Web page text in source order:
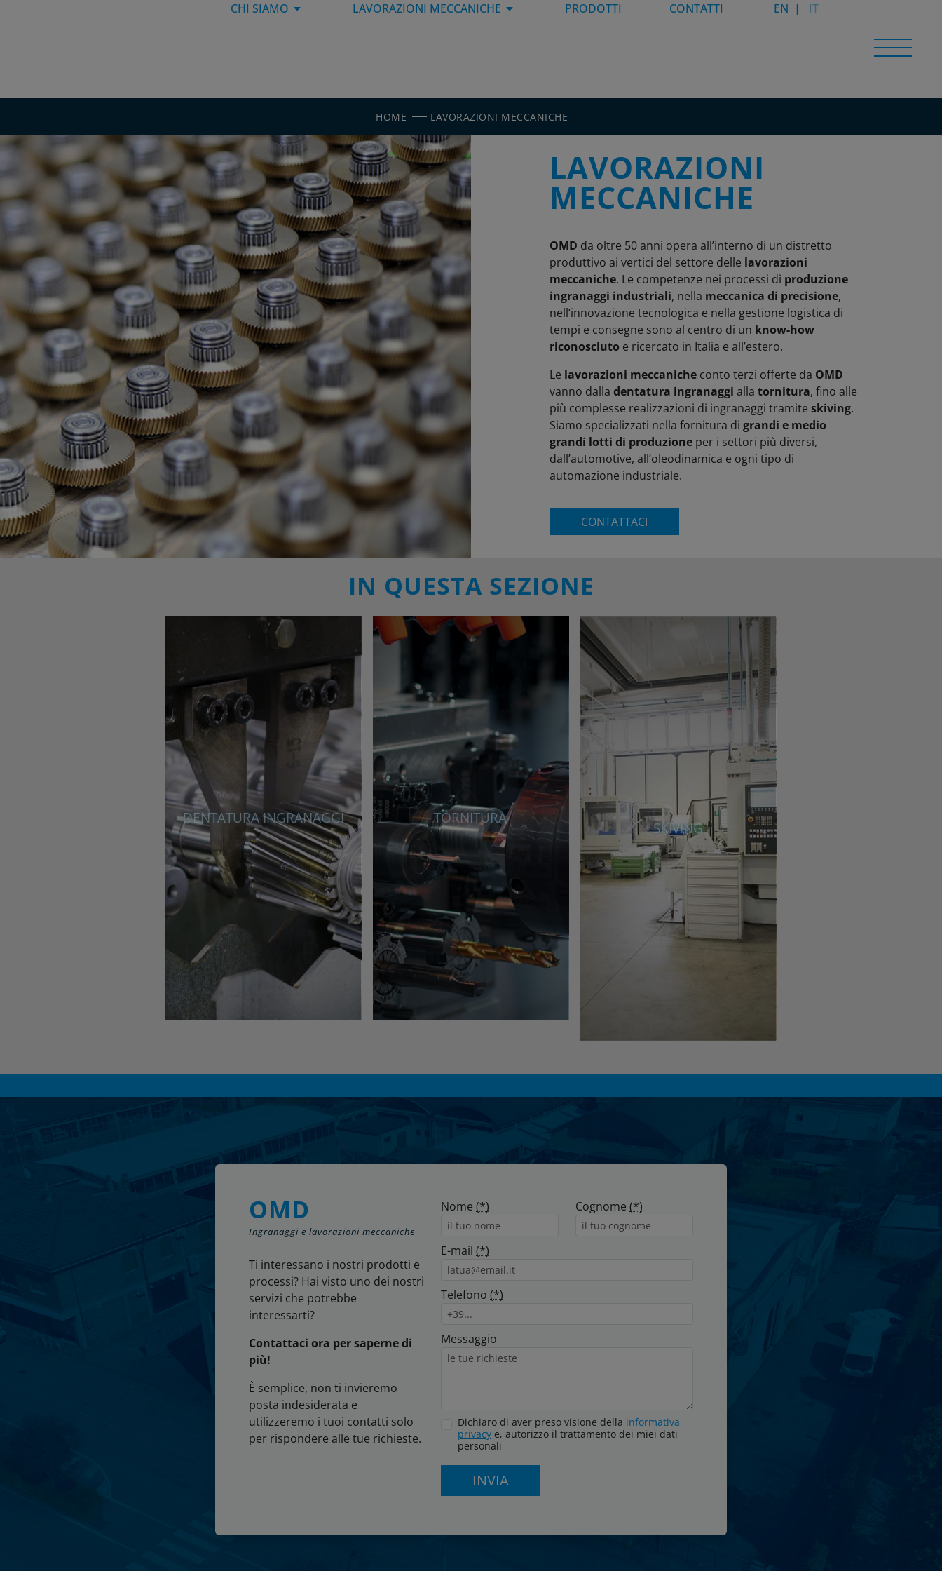
CHI SIAMO LAVORAZIONI MECCANICHE PRODOTTI CONTATTI EN IT
HOME LAVORAZIONI MECCANICHE
LAVORAZIONI
MECCANICHE
OMD da oltre 50 anni opera all’interno di un distretto
produttivo ai vertici del settore delle lavorazioni
meccaniche. Le competenze nei processi di produzione
ingranaggi industriali, nella meccanica di precisione,
nell’innovazione tecnologica e nella gestione logistica di
tempi e consegne sono al centro di un know-how
riconosciuto e ricercato in Italia e all’estero.
Le lavorazioni meccaniche conto terzi offerte da OMD
vanno dalla dentatura ingranaggi alla tornitura, fino alle
più complesse realizzazioni di ingranaggi tramite skiving.
Siamo specializzati nella fornitura di grandi e medio
grandi lotti di produzione per i settori più diversi,
dall’automotive, all’oleodinamica e ogni tipo di
automazione industriale.
CONTATTACI
IN QUESTA SEZIONE
DENTATURA INGRANAGGI TORNITURA
SKIVING
OMD
Ingranaggi e lavorazioni meccaniche
Ti interessano i nostri prodotti e
processi? Hai visto uno dei nostri
servizi che potrebbe
interessarti?
Contattaci ora per saperne di
più!
È semplice, non ti invieremo
posta indesiderata e
utilizzeremo i tuoi contatti solo
per rispondere alle tue richieste.
Nome(*) Cognome(*)
E-mail(*)
Telefono(*)
Messaggio
Dichiaro di aver preso visione della informativa
privacy e, autorizzo il trattamento dei miei dati
personali